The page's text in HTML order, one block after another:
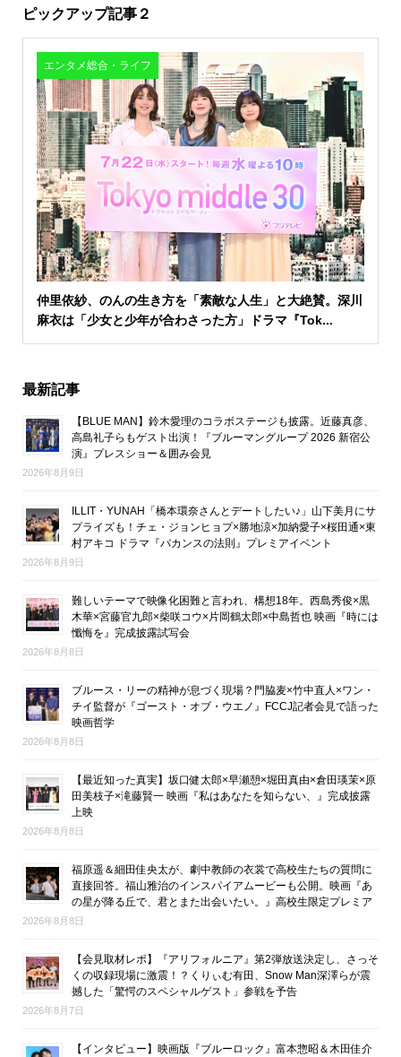
ピックアップ記事２
エンタメ総合・ライフ
仲里依紗、のんの生き方を「素敵な人生」と大絶賛。深川
麻衣は「少女と少年が合わさった方」ドラマ『Tok...
最新記事
【BLUE MAN】鈴木愛理のコラボステージも披露。近藤真彦、
高島礼子らもゲスト出演！『ブルーマングループ 2026 新宿公
演』プレスショー＆囲み会見
2026年8月9日
ILLIT・YUNAH「橋本環奈さんとデートしたい♪」山下美月にサ
プライズも！チェ・ジョンヒョプ×勝地涼×加納愛子×桜田通×東
村アキコ ドラマ『バカンスの法則』プレミアイベント
2026年8月9日
難しいテーマで映像化困難と言われ、構想18年。西島秀俊×黒
木華×宮藤官九郎×柴咲コウ×片岡鶴太郎×中島哲也 映画『時には
懺悔を』完成披露試写会
2026年8月8日
ブルース・リーの精神が息づく現場？門脇麦×竹中直人×ワン・
チイ監督が『ゴースト・オブ・ウエノ』FCCJ記者会見で語った
映画哲学
2026年8月8日
【最近知った真実】坂口健太郎×早瀬憩×堀田真由×倉田瑛茉×原
田美枝子×滝藤賢一 映画『私はあなたを知らない、』完成披露
上映
2026年8月8日
福原遥＆細田佳央太が、劇中教師の衣裳で高校生たちの質問に
直接回答。福山雅治のインスパイアムービーも公開。映画『あ
の星が降る丘で、君とまた出会いたい。』高校生限定プレミア
2026年8月8日
【会見取材レポ】『アリフォルニア』第2弾放送決定し、さっそ
くの収録現場に激震！？くりぃむ有田、Snow Man深澤らが震
撼した「驚愕のスペシャルゲスト」参戦を予告
2026年8月7日
【インタビュー】映画版『ブルーロック』富本惣昭＆木田佳介